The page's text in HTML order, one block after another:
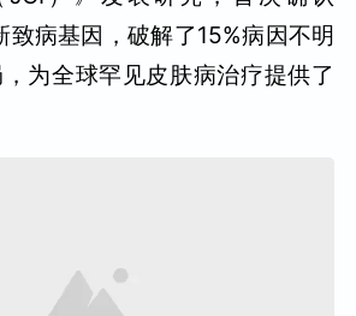
致病基因，破解了15%病因不明
为全球罕见皮肤病治疗提供了